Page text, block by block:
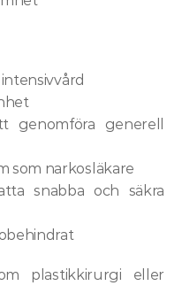
genomföra generell
som narkosläkare
snabba och säkra
plastikkirurgi eller